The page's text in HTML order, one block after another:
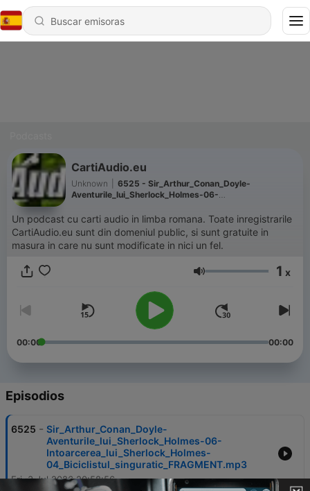
CartiAudio.eu
Unknown
6525 - Sir_Arthur_Conan_Doyle-
Aventurile_lui_Sherlock_Holmes-06-
04_Biciclistul_singuratic_FRAGMENT.mp3
Un podcast cu carti audio in limba romana. Toate inregistrarile
CartiAudio.eu sunt din domeniul public, si sunt gratuite in
masura in care nu sunt modificate in nici un fel.
Volumen 1 x
00:00 00:00
Episodios
6525 - Sir_Arthur_Conan_Doyle-
Aventurile_lui_Sherlock_Holmes-06-
Intoarcerea_lui_Sherlock_Holmes-
04_Biciclistul_singuratic_FRAGMENT.mp3
Fri, 3 Jul 2026 20:58:56